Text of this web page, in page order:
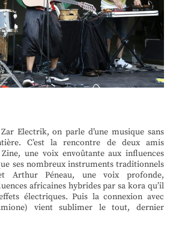
Electrik, on parle d’une musique sans
C’est la rencontre de deux amis
une voix envoûtante aux influences
ses nombreux instruments traditionnels
Arthur Péneau, une voix profonde,
africaines hybrides par sa kora qu’il
électriques. Puis la connexion avec
vient sublimer le tout, dernier